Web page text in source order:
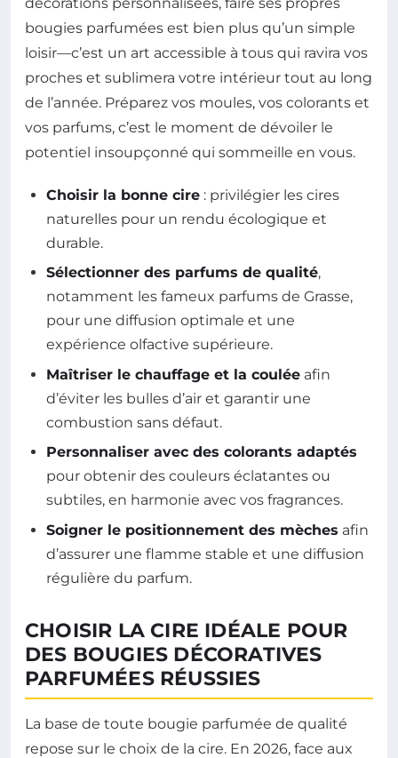
bougies parfumées est bien plus qu’un simple
loisir—c’est un art accessible à tous qui ravira vos
proches et sublimera votre intérieur tout au long
de l’année. Préparez vos moules, vos colorants et
vos parfums, c’est le moment de dévoiler le
potentiel insoupçonné qui sommeille en vous.
Choisir la bonne cire : privilégier les cires
naturelles pour un rendu écologique et
durable.
Sélectionner des parfums de qualité,
notamment les fameux parfums de Grasse,
pour une diffusion optimale et une
expérience olfactive supérieure.
Maîtriser le chauffage et la coulée afin
d’éviter les bulles d’air et garantir une
combustion sans défaut.
Personnaliser avec des colorants adaptés
pour obtenir des couleurs éclatantes ou
subtiles, en harmonie avec vos fragrances.
Soigner le positionnement des mèches afin
d’assurer une flamme stable et une diffusion
régulière du parfum.
CHOISIR LA CIRE IDÉALE POUR
DES BOUGIES DÉCORATIVES
PARFUMÉES RÉUSSIES
La base de toute bougie parfumée de qualité
repose sur le choix de la cire. En 2026, face aux